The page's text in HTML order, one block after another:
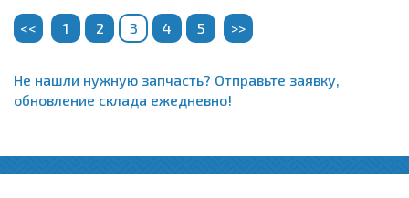
<< 1 2 3 4 5 >>
Не нашли нужную запчасть? Отправьте заявку,
обновление склада ежедневно!